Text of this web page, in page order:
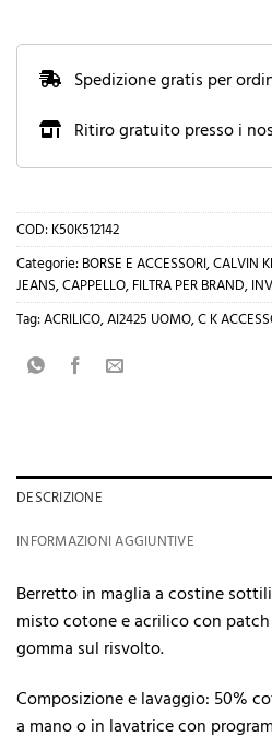
Spedizione gratis per
Ritiro gratuito presso i
COD: K50K512142
Categorie: BORSE E ACCESSORI,CALVIN
JEANS,CAPPELLO, FILTRA PER BRAND,
Tag:ACRILICO,AI2425 UOMO,C K
DESCRIZIONE
INFORMAZIONI AGGIUNTIVE
Berretto in maglia a costine
misto cotone e acrilico con
gomma sul risvolto.
Composizione e lavaggio: 50%
a mano o in lavatrice con